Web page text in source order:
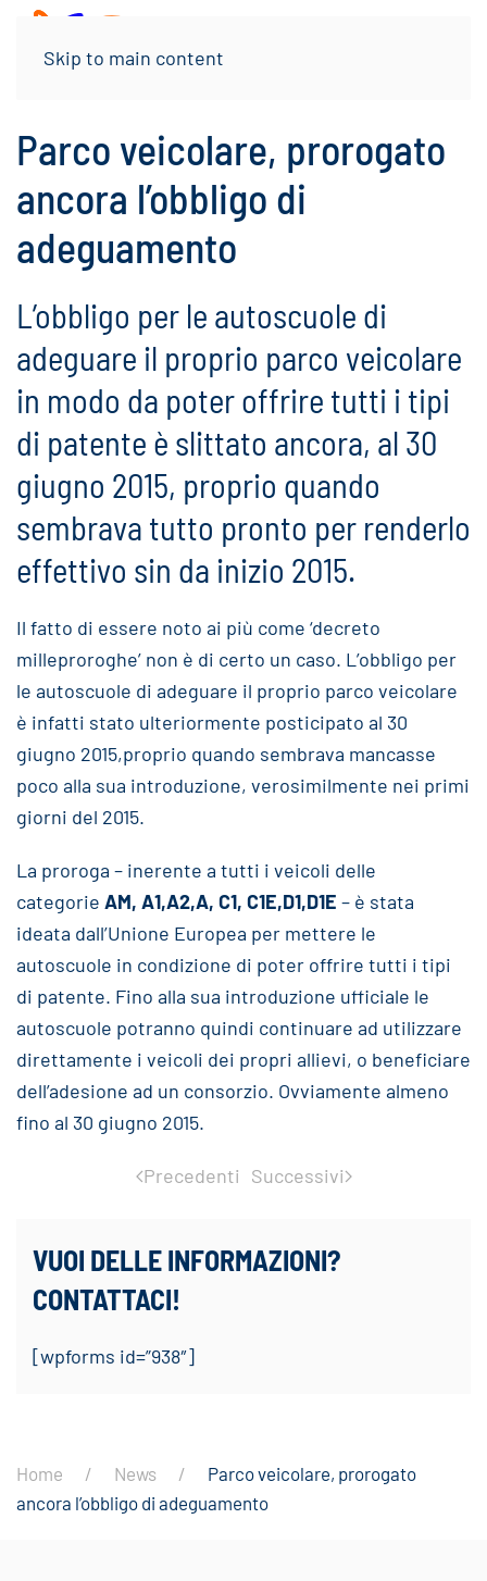
Skip to main content
Parco veicolare, prorogato
ancora l’obbligo di
adeguamento
L’obbligo per le autoscuole di
adeguare il proprio parco veicolare
in modo da poter offrire tutti i tipi
di patente è slittato ancora, al 30
giugno 2015, proprio quando
sembrava tutto pronto per renderlo
effettivo sin da inizio 2015.
Il fatto di essere noto ai più come ‘decreto
milleproroghe’ non è di certo un caso. L’obbligo per
le autoscuole di adeguare il proprio parco veicolare
è infatti stato ulteriormente posticipato al 30
giugno 2015,proprio quando sembrava mancasse
poco alla sua introduzione, verosimilmente nei primi
giorni del 2015.
La proroga – inerente a tutti i veicoli delle
categorie AM, A1,A2,A, C1, C1E,D1,D1E – è stata
ideata dall’Unione Europea per mettere le
autoscuole in condizione di poter offrire tutti i tipi
di patente. Fino alla sua introduzione ufficiale le
autoscuole potranno quindi continuare ad utilizzare
direttamente i veicoli dei propri allievi, o beneficiare
dell’adesione ad un consorzio. Ovviamente almeno
fino al 30 giugno 2015.
Precedenti Successivi
VUOI DELLE INFORMAZIONI?
CONTATTACI!
[wpforms id=”938″]
Home News
Parco veicolare, prorogato
ancora l’obbligo di adeguamento